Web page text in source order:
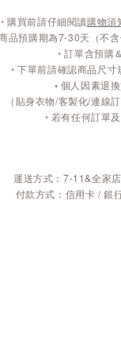
◦購買前請仔細閱讀購物須
品預購期為7-30天（不
◦ 訂單含預購
◦ 下單前請確認商品尺寸
◦ 個人因素退
（貼身衣物/客製化/連線
◦ 若有任何訂單
運送方式：7-11&全家
付款方式：信用卡 / 銀